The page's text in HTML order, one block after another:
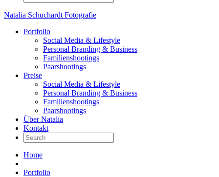
Natalia Schuchardt Fotografie
Portfolio
Social Media & Lifestyle
Personal Branding & Business
Familienshootings
Paarshootings
Preise
Social Media & Lifestyle
Personal Branding & Business
Familienshootings
Paarshootings
Über Natalia
Kontakt
Home
Portfolio